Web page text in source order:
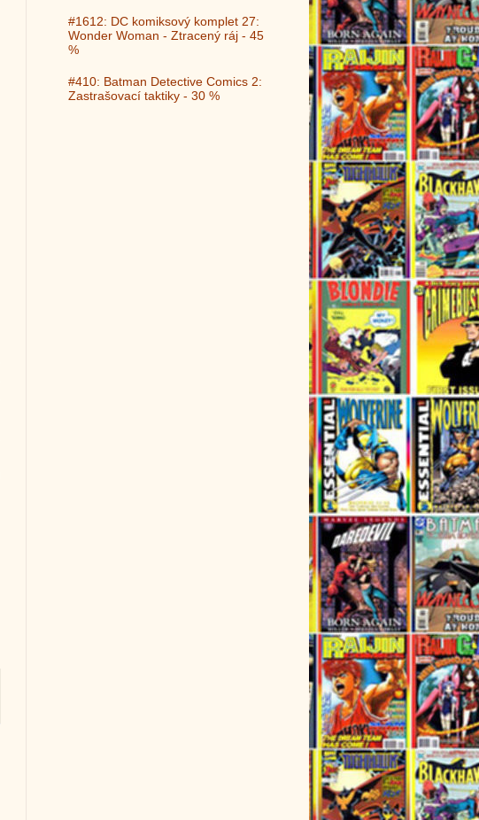
#1612: DC komiksový komplet 27:
Wonder Woman - Ztracený ráj - 45
%
#410: Batman Detective Comics 2:
Zastrašovací taktiky - 30 %